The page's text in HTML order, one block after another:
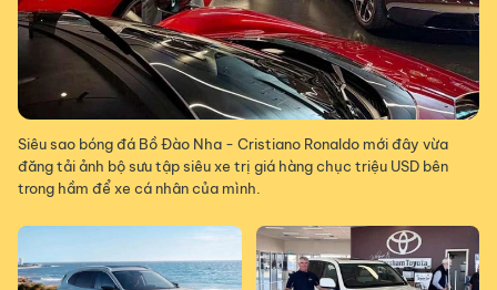
Siêu sao bóng đá Bồ Đào Nha - Cristiano Ronaldo mới đây vừa
đăng tải ảnh bộ sưu tập siêu xe trị giá hàng chục triệu USD bên
trong hầm để xe cá nhân của mình.